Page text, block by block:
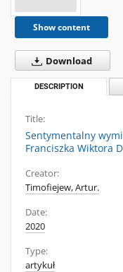
Show content
Download
DESCRIPTION
Title:
Sentymentalny
Franciszka Wiktora
Creator:
Timofiejew, Artur.
Date:
2020
Type:
artykuł